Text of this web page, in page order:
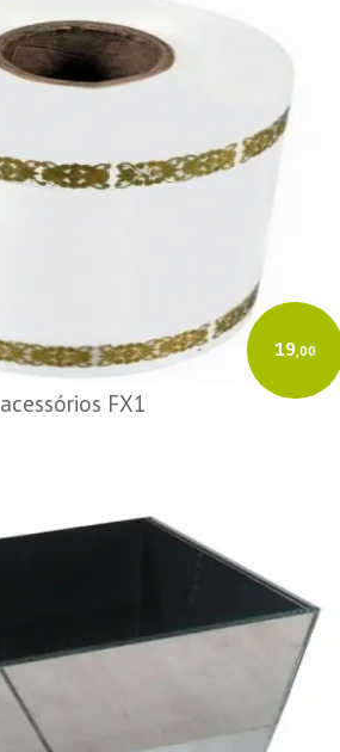
19,00
acessórios FX1